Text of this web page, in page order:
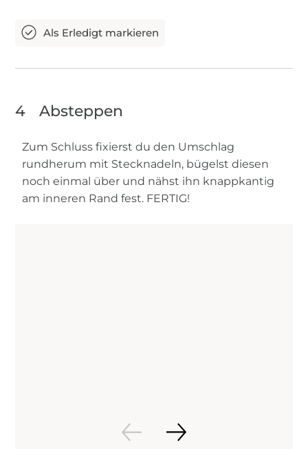
4 Absteppen
Zum Schluss fixierst du den Umschlag
rundherum mit Stecknadeln, bügelst diesen
noch einmal über und nähst ihn knappkantig
am inneren Rand fest. FERTIG!